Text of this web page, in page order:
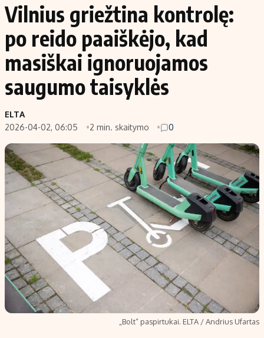
Aplinka
Energetika
Ekonomika
Politika
NT ir statybos
Įmonės
Žemės ūkis
Technologijos
Laisvalaikis
Investavimas
Akcijų rinka
Saulės elektrinės
Kriptovaliutos
Migracija
Nedarbo išmokos skaičiuoklė
Indėliai
Indėlių skaičiuoklė
Būsto finansai
Įdomios naujienos
Redakcija
Apie mus
Vilnius griežtina kontrolę:
po reido paaiškėjo, kad
masiškai ignoruojamos
saugumo taisyklės
ELTA
2026-04-02, 06:05
2 min. skaitymo 0
„Bolt“ paspirtukai. ELTA / Andrius Ufartas